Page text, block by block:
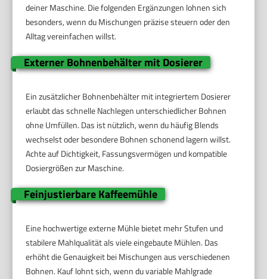
deiner Maschine. Die folgenden Ergänzungen lohnen sich
besonders, wenn du Mischungen präzise steuern oder den
Alltag vereinfachen willst.
Externer Bohnenbehälter mit Dosierer
Ein zusätzlicher Bohnenbehälter mit integriertem Dosierer
erlaubt das schnelle Nachlegen unterschiedlicher Bohnen
ohne Umfüllen. Das ist nützlich, wenn du häufig Blends
wechselst oder besondere Bohnen schonend lagern willst.
Achte auf Dichtigkeit, Fassungsvermögen und kompatible
Dosiergrößen zur Maschine.
Feinjustierbare Kaffeemühle
Eine hochwertige externe Mühle bietet mehr Stufen und
stabilere Mahlqualität als viele eingebaute Mühlen. Das
erhöht die Genauigkeit bei Mischungen aus verschiedenen
Bohnen. Kauf lohnt sich, wenn du variable Mahlgrade